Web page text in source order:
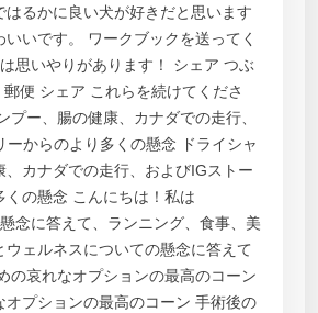
はるかに良い犬が好きだと思います
いです。 ワークブックを送ってく
思いやりがあります！ シェア つぶ
便 シェア これらを続けてくださ
プー、腸の健康、カナダでの走行、
ーからのより多くの懸念 ドライシャ
、カナダでの走行、およびIGストー
くの懸念 こんにちは！私は
念に答えて、ランニング、食事、美
ウェルネスについての懸念に答えて
の哀れなオプションの最高のコーン
オプションの最高のコーン 手術後の